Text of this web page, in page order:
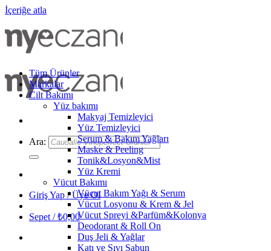
İçeriğe atla
Ara:
Giriş Yap / Üye Ol
Sepet /₺0,00
Tüm Ürünler
Markalar
Cilt Bakımı
Yüz bakımı
Makyaj Temizleyici
Yüz Temizleyici
Serum & Bakım Yağları
Maske & Peeling
Tonik&Losyon&Mist
Yüz Kremi
Vücut Bakımı
Vücut Bakım Yağı & Serum
Vücut Losyonu & Krem & Jel
Vücut Spreyi &Parfüm&Kolonya
Deodorant & Roll On
Duş Jeli & Yağlar
Katı ve Sıvı Sabun